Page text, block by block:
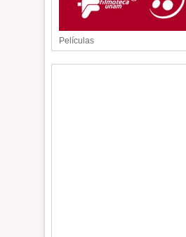
Películas